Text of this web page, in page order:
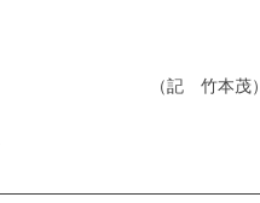
（記　竹本茂）